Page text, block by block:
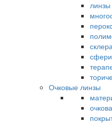
Очковые линзы